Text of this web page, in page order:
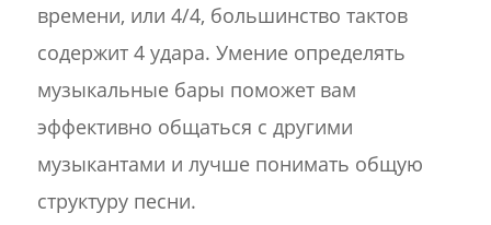
времени, или 4/4, большинство тактов
содержит 4 удара. Умение определять
музыкальные бары поможет вам
эффективно общаться с другими
музыкантами и лучше понимать общую
структуру песни.